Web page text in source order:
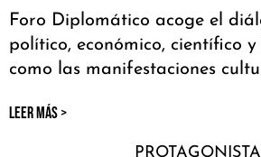
Foro Diplomático acoge el
político, económico, científico
como las manifestaciones
LEER MÁS >